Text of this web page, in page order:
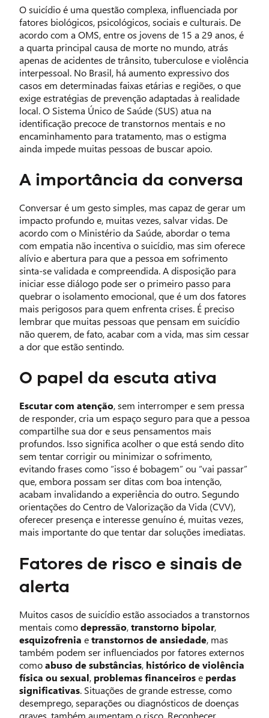
O suicídio é uma questão complexa, influenciada por
fatores biológicos, psicológicos, sociais e culturais. De
acordo com a OMS, entre os jovens de 15 a 29 anos, é
a quarta principal causa de morte no mundo, atrás
apenas de acidentes de trânsito, tuberculose e violência
interpessoal. No Brasil, há aumento expressivo dos
casos em determinadas faixas etárias e regiões, o que
exige estratégias de prevenção adaptadas à realidade
local. O Sistema Único de Saúde (SUS) atua na
identificação precoce de transtornos mentais e no
encaminhamento para tratamento, mas o estigma
ainda impede muitas pessoas de buscar apoio.
A importância da conversa
Conversar é um gesto simples, mas capaz de gerar um
impacto profundo e, muitas vezes, salvar vidas. De
acordo com o Ministério da Saúde, abordar o tema
com empatia não incentiva o suicídio, mas sim oferece
alívio e abertura para que a pessoa em sofrimento
sinta-se validada e compreendida. A disposição para
iniciar esse diálogo pode ser o primeiro passo para
quebrar o isolamento emocional, que é um dos fatores
mais perigosos para quem enfrenta crises. É preciso
lembrar que muitas pessoas que pensam em suicídio
não querem, de fato, acabar com a vida, mas sim cessar
a dor que estão sentindo.
O papel da escuta ativa
Escutar com atenção, sem interromper e sem pressa
de responder, cria um espaço seguro para que a pessoa
compartilhe sua dor e seus pensamentos mais
profundos. Isso significa acolher o que está sendo dito
sem tentar corrigir ou minimizar o sofrimento,
evitando frases como “isso é bobagem” ou “vai passar”
que, embora possam ser ditas com boa intenção,
acabam invalidando a experiência do outro. Segundo
orientações do Centro de Valorização da Vida (CVV),
oferecer presença e interesse genuíno é, muitas vezes,
mais importante do que tentar dar soluções imediatas.
Fatores de risco e sinais de
alerta
Muitos casos de suicídio estão associados a transtornos
mentais comodepressão,transtorno bipolar,
esquizofrenia etranstornos de ansiedade, mas
também podem ser influenciados por fatores externos
comoabuso de substâncias, histórico de violência
física ou sexual, problemas financeirose perdas
significativas. Situações de grande estresse, como
desemprego, separações ou diagnósticos de doenças
graves, também aumentam o risco. Reconhecer